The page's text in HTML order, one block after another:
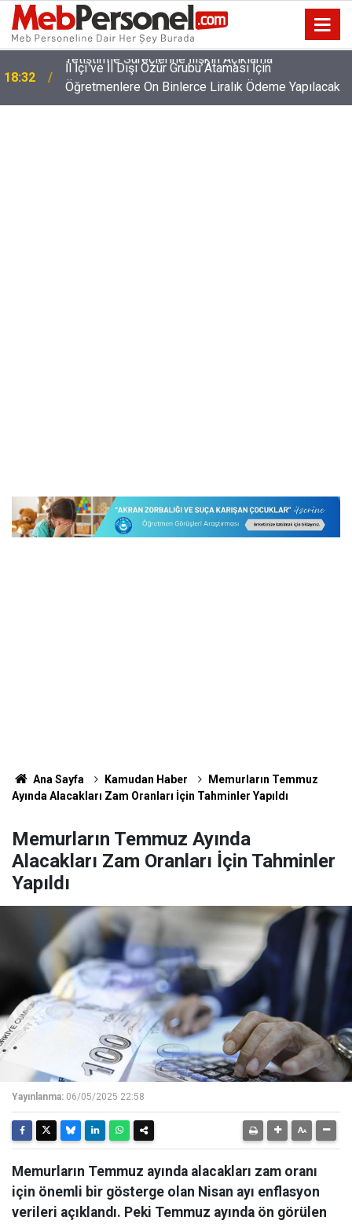
18:32
İl İçi ve İl Dışı Özür Grubu Ataması İçin
Öğretmenlere On Binlerce Liralık Ödeme Yapılacak
Ana Sayfa Kamudan Haber
Memurların Temmuz
Ayında Alacakları Zam Oranları İçin Tahminler Yapıldı
Memurların Temmuz Ayında
Alacakları Zam Oranları İçin Tahminler
Yapıldı
Yayınlanma: 06/05/2025 22:58
Memurların Temmuz ayında alacakları zam oranı
için önemli bir gösterge olan Nisan ayı enflasyon
verileri açıklandı. Peki Temmuz ayında ön görülen